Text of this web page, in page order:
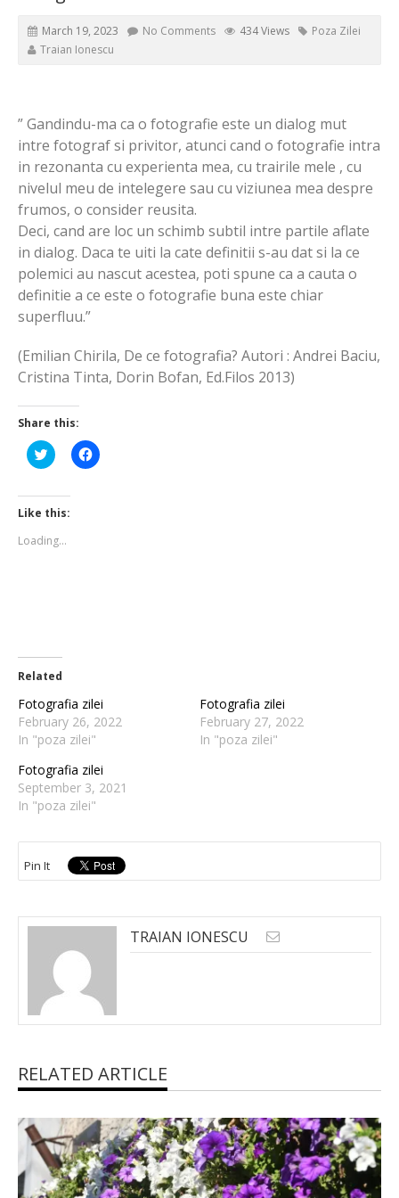
March 19, 2023 No Comments 434 Views
Poza Zilei
Traian Ionescu
” Gandindu-ma ca o fotografie este un dialog mut
intre fotograf si privitor, atunci cand o fotografie intra
in rezonanta cu experienta mea, cu trairile mele , cu
nivelul meu de intelegere sau cu viziunea mea despre
frumos, o consider reusita.
Deci, cand are loc un schimb subtil intre partile aflate
in dialog. Daca te uiti la cate definitii s-au dat si la ce
polemici au nascut acestea, poti spune ca a cauta o
definitie a ce este o fotografie buna este chiar
superfluu.”
(Emilian Chirila, De ce fotografia? Autori : Andrei Baciu,
Cristina Tinta, Dorin Bofan, Ed.Filos 2013)
Share this:
Click
to
Twitter
(Opens
in
window)
Click
to
Like this:
Loading...
Related
Fotografia zilei
February 26, 2022
In "poza zilei"
Fotografia zilei
February 27, 2022
In "poza zilei"
Fotografia zilei
September 3, 2021
In "poza zilei"
Pin It
TRAIAN IONESCU
RELATED ARTICLE